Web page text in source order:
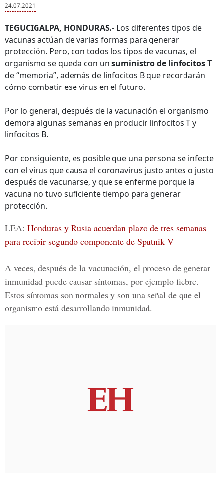
24.07.2021
TEGUCIGALPA, HONDURAS.- Los diferentes tipos de
vacunas actúan de varias formas para generar
protección. Pero, con todos los tipos de vacunas, el
organismo se queda con un suministro de linfocitos T
de “memoria”, además de linfocitos B que recordarán
cómo combatir ese virus en el futuro.
Por lo general, después de la vacunación el organismo
demora algunas semanas en producir linfocitos T y
linfocitos B.
Por consiguiente, es posible que una persona se infecte
con el virus que causa el coronavirus justo antes o justo
después de vacunarse, y que se enferme porque la
vacuna no tuvo suficiente tiempo para generar
protección.
LEA: Honduras y Rusia acuerdan plazo de tres semanas
para recibir segundo componente de Sputnik V
A veces, después de la vacunación, el proceso de generar
inmunidad puede causar síntomas, por ejemplo fiebre.
Estos síntomas son normales y son una señal de que el
organismo está desarrollando inmunidad.